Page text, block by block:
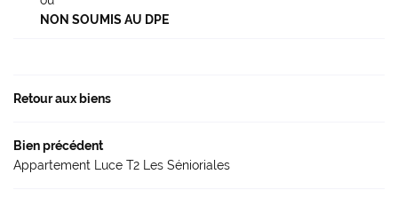
Vendre
NON SOUMIS AU DPE
Retour aux biens
Bien précédent
Appartement Luce T2 Les Sénioriales